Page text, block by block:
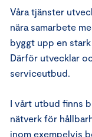
Våra tjänster
nära samarbete
byggt upp en
Därför utvecklar
serviceutbud.
I vårt utbud finns
nätverk för
inom exempelvis